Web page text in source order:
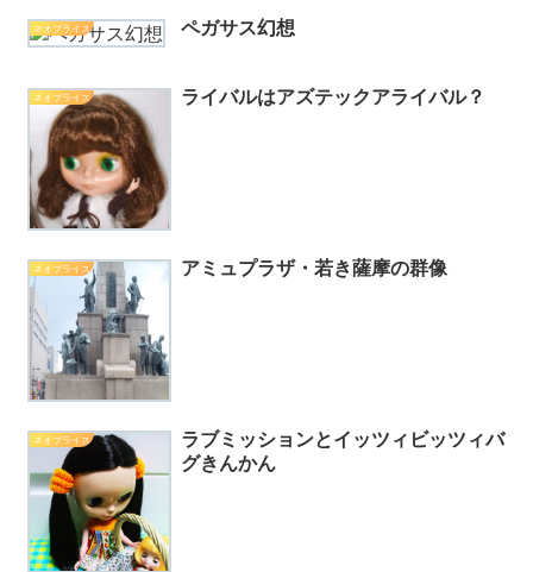
ネオブライス ペガサス幻想
ネオブライス ライバルはアズテックアライバル？
ネオブライス アミュプラザ・若き薩摩の群像
ネオブライス
ラブミッションとイッツィビッツィバ
グきんかん